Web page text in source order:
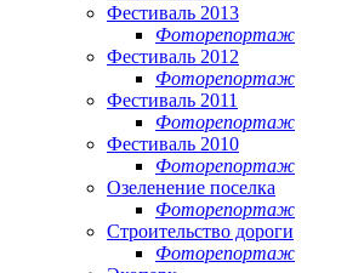
Фестиваль 2013
Фоторепортаж
Фестиваль 2012
Фоторепортаж
Фестиваль 2011
Фоторепортаж
Фестиваль 2010
Фоторепортаж
Озеленение поселка
Фоторепортаж
Строительство дороги
Фоторепортаж